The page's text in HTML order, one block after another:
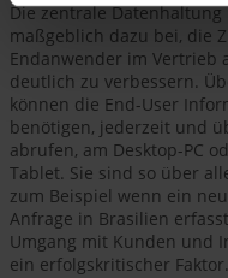
Die zentrale
maßgeblich dazu bei, die
Endanwender im Vertrieb
deutlich zu verbessern.
können die End-User
benötigen, jederzeit und
abrufen, am Desktop-PC
Tablet. Sie sind so über
zum Beispiel wenn ein
Anfrage in Brasilien
Umgang mit Kunden und
ein erfolgskritischer Faktor.